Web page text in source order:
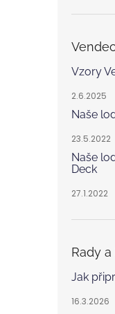
Vzory
2.6.2025
Naše
23.5.2022
Naše
Deck
27.1.2022
Rady
Jak
16.3.2026